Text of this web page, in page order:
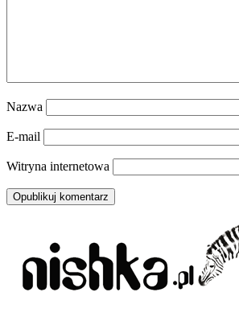
Nazwa
E-mail
Witryna internetowa